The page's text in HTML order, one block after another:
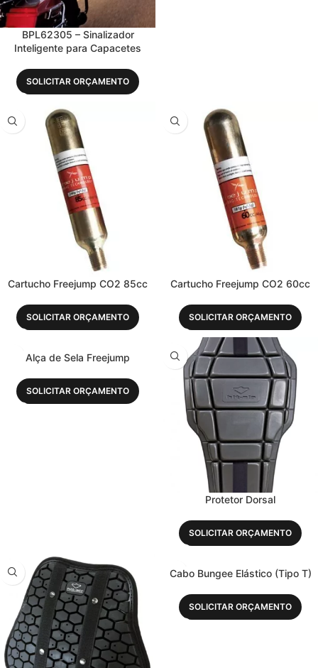
BPL62305 – Sinalizador
Inteligente para Capacetes
SOLICITAR ORÇAMENTO
Cartucho Freejump CO2 85cc
SOLICITAR ORÇAMENTO
Cartucho Freejump CO2 60cc
SOLICITAR ORÇAMENTO
Alça de Sela Freejump
SOLICITAR ORÇAMENTO
Protetor Dorsal
SOLICITAR ORÇAMENTO
Cabo Bungee Elástico (Tipo T)
SOLICITAR ORÇAMENTO